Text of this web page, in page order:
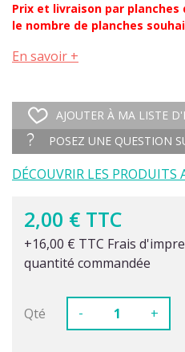
Prix et livraison par
le nombre de planches
En savoir +
AJOUTER À MA LISTE
POSEZ UNE QUESTION
DÉCOUVRIR LES PRODUITS
2,00 € TTC
+16,00 € TTC Frais
quantité commandée
Qté - +